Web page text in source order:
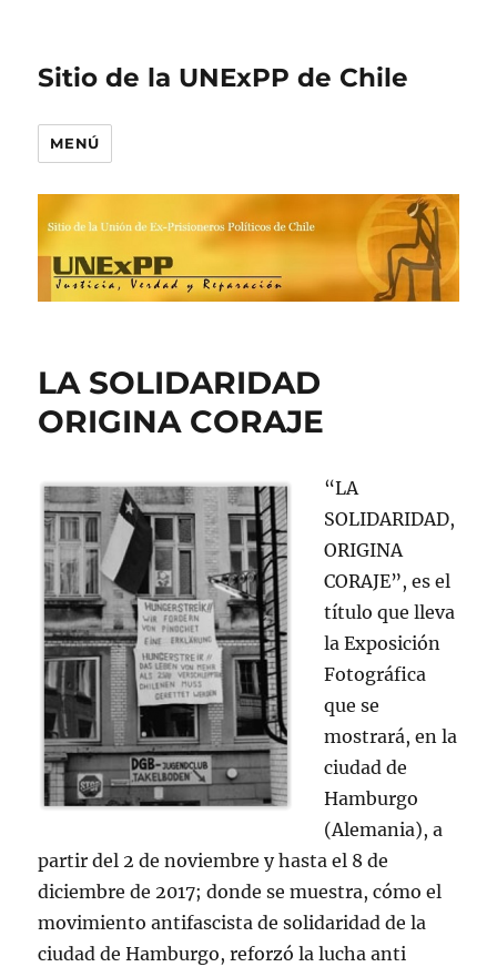
Sitio de la UNExPP de Chile
MENÚ
LA SOLIDARIDAD
ORIGINA CORAJE
“LA
SOLIDARIDAD,
ORIGINA
CORAJE”, es el
título que lleva
la Exposición
Fotográfica
que se
mostrará, en la
ciudad de
Hamburgo
(Alemania), a
partir del 2 de noviembre y hasta el 8 de
diciembre de 2017; donde se muestra, cómo el
movimiento antifascista de solidaridad de la
ciudad de Hamburgo, reforzó la lucha anti